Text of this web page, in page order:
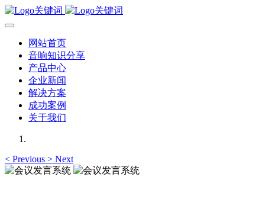
网站首页
音响知识分享
产品中心
企业新闻
解决方案
成功案例
关于我们
< Previous > Next